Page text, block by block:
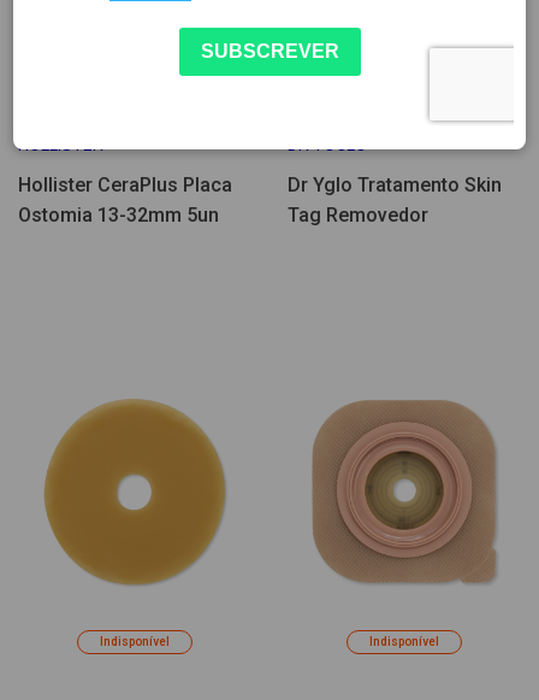
HOLLISTER
Hollister CeraPlus Placa
Ostomia 13-32mm 5un
Dr Yglo Tratamento Skin
Tag Removedor
Indisponível Indisponível